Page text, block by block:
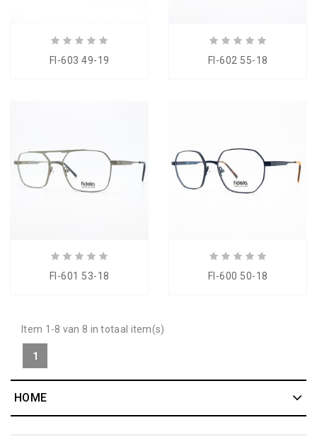
FI-603 49-19 FI-602 55-18
FI-601 53-18 FI-600 50-18
Item 1-8 van 8 in totaal item(s)
1
HOME